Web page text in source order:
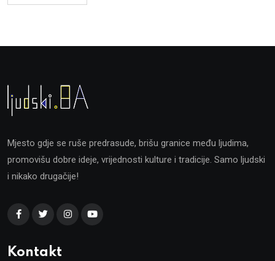
Mjesto gdje se ruše predrasude, brišu granice među ljudima,
promovišu dobre ideje, vrijednosti kulture i tradicije. Samo ljudski
i nikako drugačije!
Kontakt